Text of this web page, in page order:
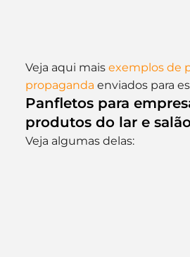
Veja aqui mais exemplos de
propaganda enviados para
Panfletos para
produtos do lar e
Veja algumas delas: